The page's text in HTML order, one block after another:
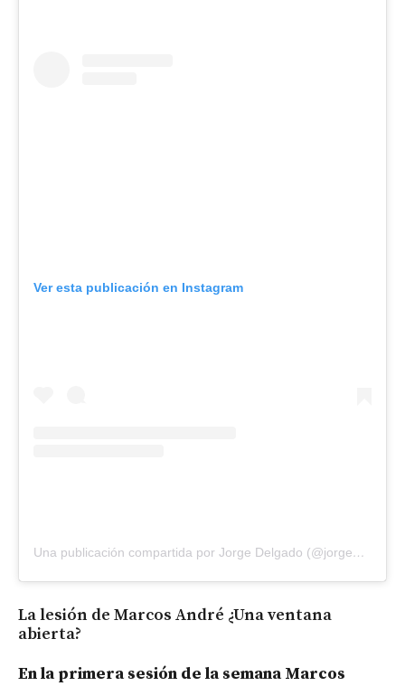
Ver esta publicación en Instagram
Una publicación compartida por Jorge Delgado (@jorgedelgado_9)
La lesión de Marcos André ¿Una ventana
abierta?
En la primera sesión de la semana Marcos